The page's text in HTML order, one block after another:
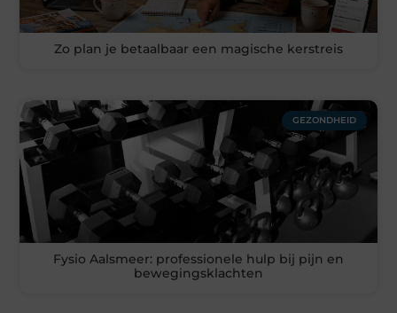
Zo plan je betaalbaar een magische kerstreis
GEZONDHEID
Fysio Aalsmeer: professionele hulp bij pijn en
bewegingsklachten